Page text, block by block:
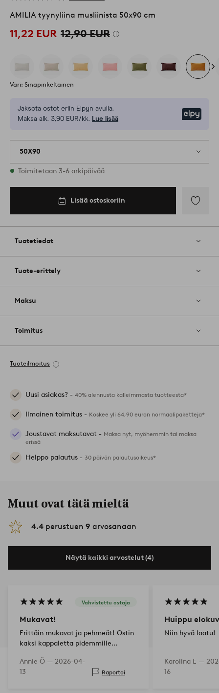
AMILIA tyynyliina musliinista 50x90 cm
11,22 EUR 12,90 EUR
Väri: Sinapinkeltainen
Jaksota ostot eriin Elpyn avulla.
Maksa alk. 3,90 EUR/kk. Lue lisää
50X90
Varastossa
Toimitetaan 3-6 arkipäivää
Lisää ostoskoriin
Tuotetiedot
Tuote-erittely
Maksu
Toimitus
Tuoteilmoitus
Uusi asiakas? - 40% alennusta kalleimmasta tuotteesta*
Ilmainen toimitus - Koskee yli 64,90 euron normaalipaketteja*
Joustavat maksutavat - Maksa nyt, myöhemmin tai maksa
erissä
Helppo palautus - 30 päivän palautusoikeus*
Muut ovat tätä mieltä
4.4 perustuen 9 arvosanaan
Näytä kaikki arvostelut (4)
Vahvistettu ostaja
Mukavat!
Erittäin mukavat ja pehmeät! Ostin
kaksi kappaletta pidemmille
sisältyneet ostettavaan pakettiin.
Annie Ö — 2026-04-
13
Raportoi
Huippu
Niin hyvä laatu!
Karolina E —
16